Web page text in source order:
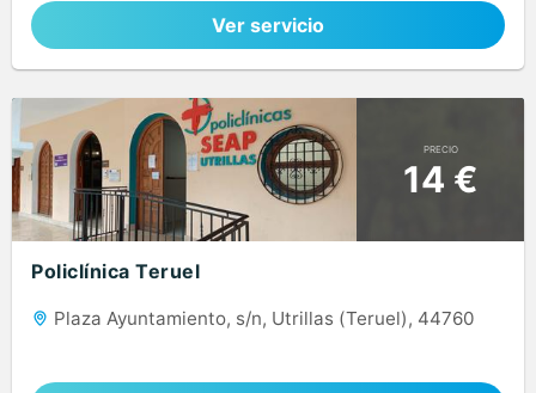
Ver servicio
PRECIO
14 €
Policlínica Teruel
Plaza Ayuntamiento, s/n, Utrillas (Teruel), 44760